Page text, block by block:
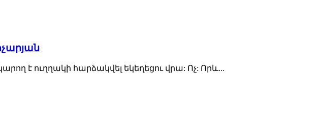
է ուղղակի հարձակվել եկեղեցու վրա: Ոչ: Որև...